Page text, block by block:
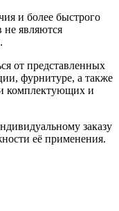
и более быстрого
не являются
от представленных
фурнитуре, а также
комплектующих и
заказу
её применения.